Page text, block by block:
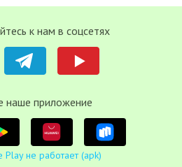
к нам в соцсетях
наше приложение
Play не работает (apk)